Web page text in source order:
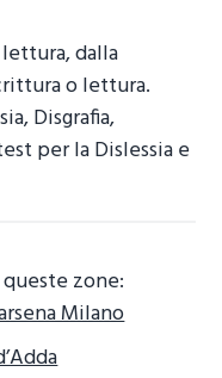
dalla
o lettura.
Disgrafia,
per la Dislessia e
zone:
Milano